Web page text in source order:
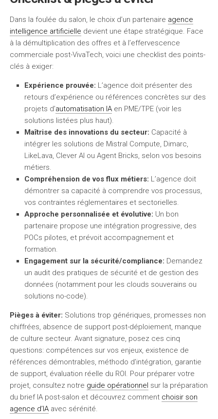
Dans la foulée du salon, le choix d’un partenaire agence
intelligence artificielle devient une étape stratégique. Face
à la démultiplication des offres et à l’effervescence
commerciale post-VivaTech, voici une checklist des points-
clés à exiger:
Expérience prouvée: L’agence doit présenter des
retours d’expérience ou références concrètes sur des
projets d’automatisation IA en PME/TPE (voir les
solutions listées plus haut).
Maîtrise des innovations du secteur: Capacité à
intégrer les solutions de Mistral Compute, Dimarc,
LikeLava, Clever AI ou Agent Bricks, selon vos besoins
métiers.
Compréhension de vos flux métiers: L’agence doit
démontrer sa capacité à comprendre vos processus,
vos contraintes réglementaires et sectorielles.
Approche personnalisée et évolutive: Un bon
partenaire propose une intégration progressive, des
POCs pilotes, et prévoit accompagnement et
formation.
Engagement sur la sécurité/compliance: Demandez
un audit des pratiques de sécurité et de gestion des
données (notamment pour les clouds souverains ou
solutions no-code).
Pièges à éviter: Solutions trop génériques, promesses non
chiffrées, absence de support post-déploiement, manque
de culture secteur. Avant signature, posez ces cinq
questions: compétences sur vos enjeux, existence de
références démontrables, méthodo d’intégration, garantie
de support, évaluation réelle du ROI. Pour préparer votre
projet, consultez notre guide opérationnel sur la préparation
du brief IA post-salon et découvrez comment choisir son
agence d’IA avec sérénité.